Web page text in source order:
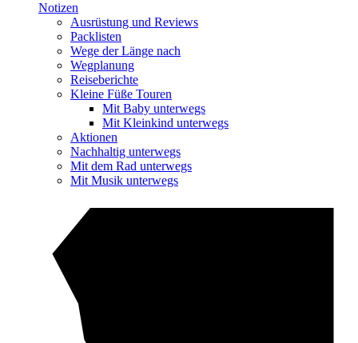
Notizen
Ausrüstung und Reviews
Packlisten
Wege der Länge nach
Wegplanung
Reiseberichte
Kleine Füße Touren
Mit Baby unterwegs
Mit Kleinkind unterwegs
Aktionen
Nachhaltig unterwegs
Mit dem Rad unterwegs
Mit Musik unterwegs